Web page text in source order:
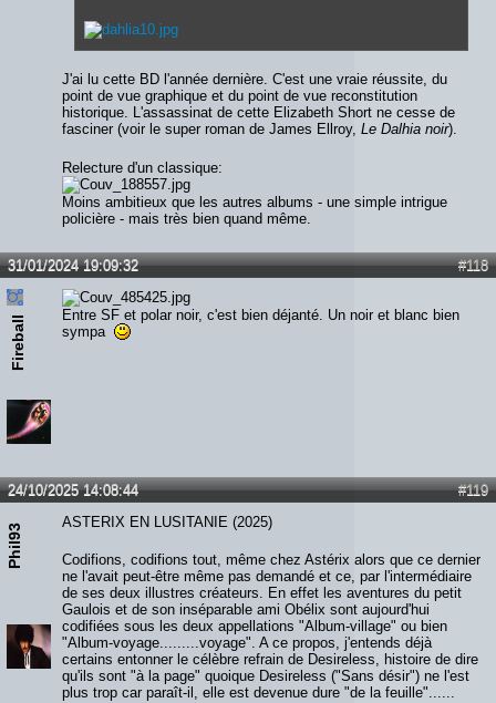
J'ai lu cette BD l'année dernière. C'est une vraie réussite, du
point de vue graphique et du point de vue reconstitution
historique. L'assassinat de cette Elizabeth Short ne cesse de
fasciner (voir le super roman de James Ellroy, Le Dalhia noir).
Relecture d'un classique:
Moins ambitieux que les autres albums - une simple intrigue
policière - mais très bien quand même.
#118
31/01/2024 19:09:32
Fireball
Entre SF et polar noir, c'est bien déjanté. Un noir et blanc bien
sympa
#119
24/10/2025 14:08:44
Phil93
ASTERIX EN LUSITANIE (2025)
Codifions, codifions tout, même chez Astérix alors que ce dernier
ne l'avait peut-être même pas demandé et ce, par l'intermédiaire
de ses deux illustres créateurs. En effet les aventures du petit
Gaulois et de son inséparable ami Obélix sont aujourd'hui
codifiées sous les deux appellations "Album-village" ou bien
"Album-voyage.........voyage". A ce propos, j'entends déjà
certains entonner le célèbre refrain de Desireless, histoire de dire
qu'ils sont "à la page" quoique Desireless ("Sans désir") ne l'est
plus trop car paraît-il, elle est devenue dure "de la feuille"......